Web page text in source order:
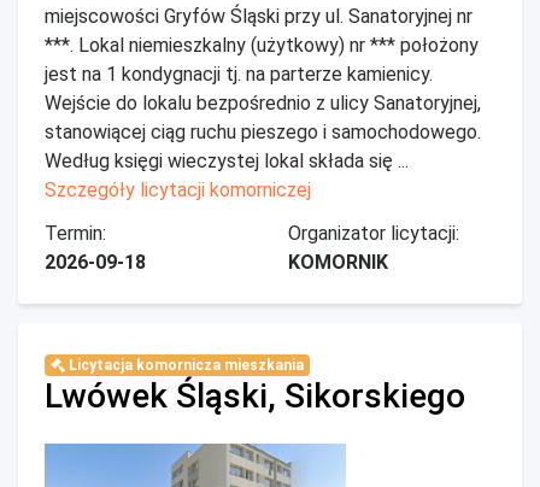
miejscowości Gryfów Śląski przy ul. Sanatoryjnej nr
***. Lokal niemieszkalny (użytkowy) nr *** położony
jest na 1 kondygnacji tj. na parterze kamienicy.
Wejście do lokalu bezpośrednio z ulicy Sanatoryjnej,
stanowiącej ciąg ruchu pieszego i samochodowego.
Według księgi wieczystej lokal składa się ...
Szczegóły licytacji komorniczej
Termin:
2026-09-18
Organizator licytacji:
KOMORNIK
Licytacja komornicza mieszkania
Lwówek Śląski, Sikorskiego